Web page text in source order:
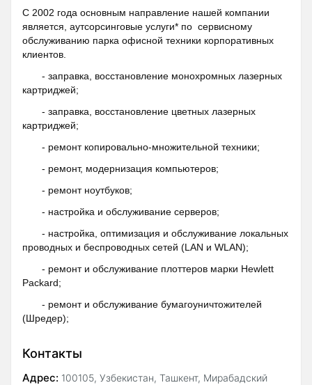
С 2002 года основным направление нашей компании
является, аутсорсинговые услуги* по сервисному
обслуживанию парка офисной техники корпоративных
клиентов.
- заправка, восстановление монохромных лазерных
картриджей;
- заправка, восстановление цветных лазерных
картриджей;
- ремонт копировально-множительной техники;
- ремонт, модернизация компьютеров;
- ремонт ноутбуков;
- настройка и обслуживание серверов;
- настройка, оптимизация и обслуживание локальных
проводных и беспроводных сетей (LAN и WLAN);
- ремонт и обслуживание плоттеров марки Hewlett
Packard;
- ремонт и обслуживание бумагоуничтожителей
(Шредер);
Контакты
Адрес: 100105, Узбекистан, Ташкент, Мирабадский